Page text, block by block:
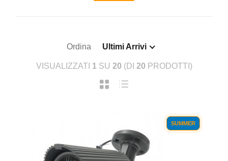
Ordina Ultimi Arrivi
VISUALIZZATI 1 SU 20 (DI 20 PRODOTTI)
SUMMER